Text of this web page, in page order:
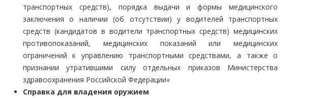
транспортных средств), порядка выдачи и формы медицинского
заключения о наличии (об отсутствии) у водителей транспортных
средств (кандидатов в водители транспортных средств) медицинских
противопоказаний, медицинских показаний или медицинских
ограничений к управлению транспортными средствами, а также о
признании утратившими силу отдельных приказов Министерства
здравоохранения Российской Федерации«
Справка для владения оружием